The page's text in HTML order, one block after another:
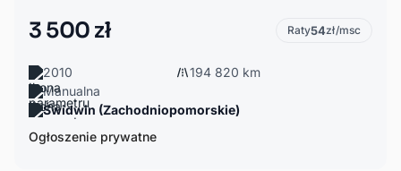
3 500 zł Raty54zł/msc
2010
194 820 km
Manualna
Świdwin (Zachodniopomorskie)
Ogłoszenie prywatne